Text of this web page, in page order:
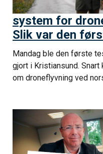
system for
Slik var den
Mandag ble den første
gjort i Kristiansund.
om droneflyvning ved